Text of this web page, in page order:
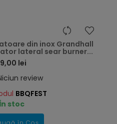
din inox Grandhall
lateral sear burner...
lei
review
BBQFEST
stoc